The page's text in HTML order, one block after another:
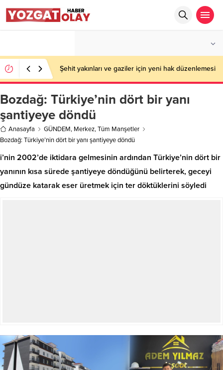
Şehit yakınları ve gaziler için yeni hak düzenlemesi
Bozdağ: Türkiye’nin dört bir yanı
şantiyeye döndü
Anasayfa GÜNDEM, Merkez,Tüm Manşetler
Bozdağ: Türkiye’nin dört bir yanı şantiyeye döndü
i’nin 2002’de iktidara gelmesinin ardından Türkiye’nin dört bir
yanının kısa sürede şantiyeye döndüğünü belirterek, geceyi
gündüze katarak eser üretmek için ter döktüklerini söyledi